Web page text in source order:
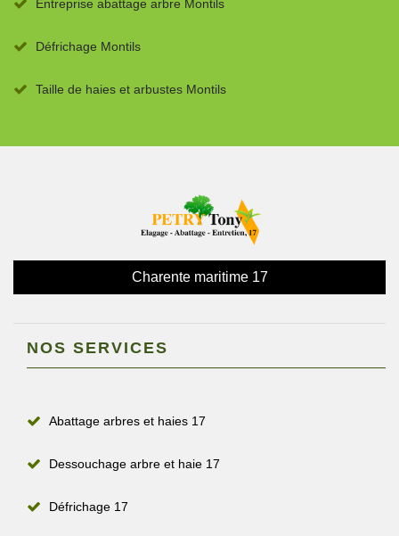
Entreprise abattage arbre Montils
Défrichage Montils
Taille de haies et arbustes Montils
Charente maritime 17
NOS SERVICES
Abattage arbres et haies 17
Dessouchage arbre et haie 17
Défrichage 17